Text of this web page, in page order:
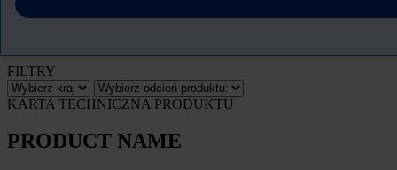
FILTRY
KARTA TECHNICZNA PRODUKTU
PRODUCT NAME